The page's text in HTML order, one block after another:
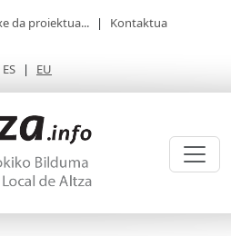
da proiektua... | Kontaktua
ES | EU